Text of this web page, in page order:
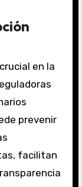
en la
prevenir
facilitan